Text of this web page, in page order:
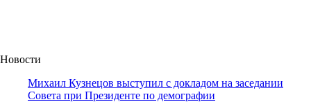
Новости
Михаил Кузнецов выступил с докладом на заседании
Совета при Президенте по демографии